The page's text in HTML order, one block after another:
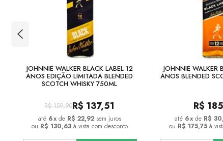
JOHNNIE WALKER BLACK LABEL 12
ANOS EDIÇÃO LIMITADA BLENDED
SCOTCH WHISKY 750ML
R$ 159,90R$ 137,51
6x de R$ 22,92 sem juros
ou R$ 130,63 à vista com desconto
JOHNNIE WALKER
ANOS BLENDED
R$
6x de R$
ou R$ 175,75à